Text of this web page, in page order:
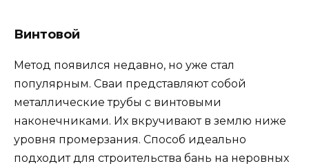
Винтовой
Метод появился недавно, но уже стал
популярным. Сваи представляют собой
металлические трубы с винтовыми
наконечниками. Их вкручивают в землю ниже
уровня промерзания. Способ идеально
подходит для строительства бань на неровных